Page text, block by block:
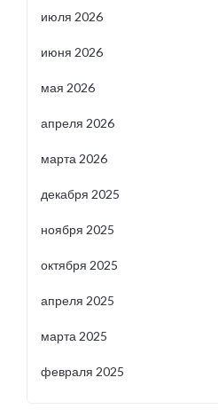
июля 2026
июня 2026
мая 2026
апреля 2026
марта 2026
декабря 2025
ноября 2025
октября 2025
апреля 2025
марта 2025
февраля 2025